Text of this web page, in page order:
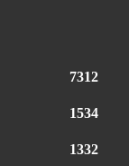
7312
1534
1332